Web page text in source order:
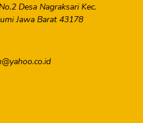
Desa Nagraksari Kec.
Jawa Barat 43178